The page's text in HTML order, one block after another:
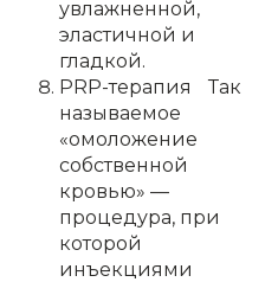
увлажненной,
эластичной и
гладкой.
PRP-терапия Так
называемое
«омоложение
собственной
кровью» —
процедура, при
которой
инъекциями